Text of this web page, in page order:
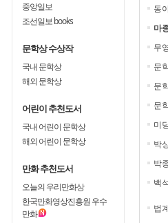
중앙일보
조선일보 books
문학상 수상작
국내 문학상
해외 문학상
어린이 추천도서
국내 어린이 문학상
해외 어린이 문학상
만화 추천도서
오늘의 우리만화상
한국만화영상진흥원 우수
만화
동
마
무
문
문
문
미
박
박
백
법